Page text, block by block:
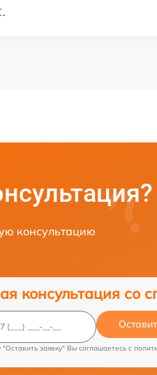
консультацию
консультация со
заявку" Вы соглашаетесь c